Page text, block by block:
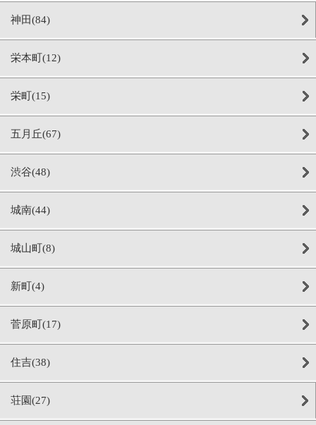
神田(84)
栄本町(12)
栄町(15)
五月丘(67)
渋谷(48)
城南(44)
城山町(8)
新町(4)
菅原町(17)
住吉(38)
荘園(27)